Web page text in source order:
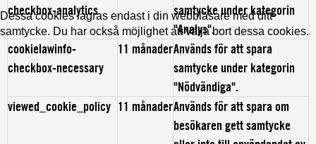
Dessa cookies lagras endast i din webbläsare med ditt
samtycke. Du har också möjlighet att välja bort dessa cookies.
checkbox-analytics
samtycke under kategorin
"Analys".
cookielawinfo-
checkbox-necessary
11 månaderAnvänds för att spara
samtycke under kategorin
"Nödvändiga".
viewed_cookie_policy 11 månaderAnvänds för att spara om
besökaren gett samtycke